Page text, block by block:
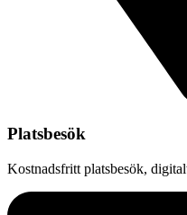
Platsbesök
Kostnadsfritt platsbesök,